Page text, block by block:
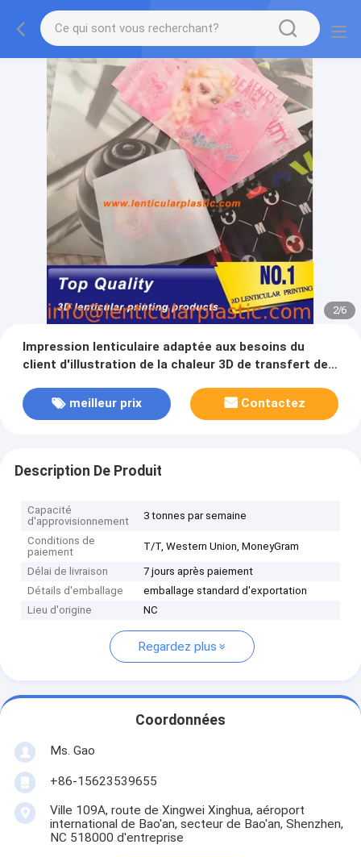
2/6
Impression lenticulaire adaptée aux besoins du
client d'illustration de la chaleur 3D de transfert de
pour l'habillement d'habillement
meilleur prix Contactez
Description De Produit
Capacité
d'approvisionnement
3 tonnes par semaine
Conditions de
paiement
T/T, Western Union, MoneyGram
Délai de livraison
7 jours après paiement
Détails d'emballage
emballage standard d'exportation
Lieu d'origine
NC
Regardez plus
Coordonnées
Ms. Gao
+86-15623539655
Ville 109A, route de Xingwei Xinghua, aéroport
international de Bao'an, secteur de Bao'an, Shenzhen,
NC 518000 d'entreprise